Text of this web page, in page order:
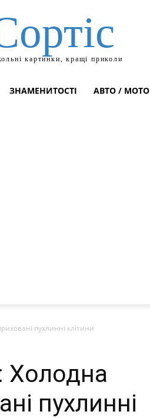
картинки, кращі приколи
ЗНАМЕНИТОСТІ АВТО / МОТО
пухлинні клітини
Холодна
пухлинні